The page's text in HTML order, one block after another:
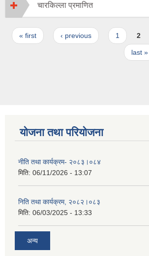
चारकिल्ला प्रमाणित
Pages
« first ‹ previous 1 2
last »
योजना तथा परियोजना
नीति तथा कार्यक्रम- २०८३।०८४
मिति: 06/11/2026 - 13:07
निति तथा कार्यक्रम, २०८२।०८३
मिति: 06/03/2025 - 13:33
अन्य